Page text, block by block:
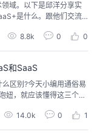
域。以下是邱洋分享实
是什么。跟他们交流
8.8k 0 0
和SaaS
区别?今天小编用通俗易
妞，就应该懂得这三个啥
朋友可能觉得很深奥，
14.0k 0 1